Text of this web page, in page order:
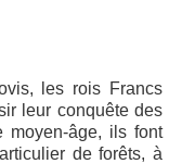
les rois Francs
leur conquête des
moyen-âge, ils font
de forêts, à